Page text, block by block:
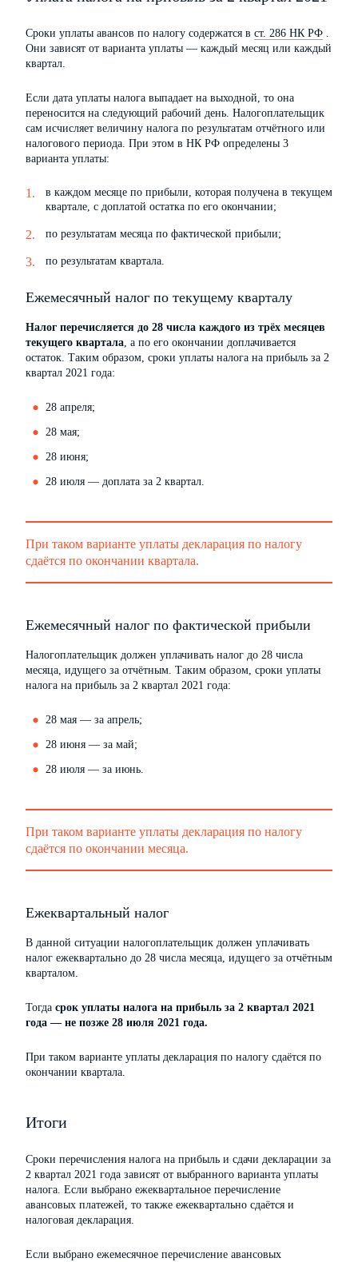
Сроки уплаты авансов по налогу содержатся в ст. 286 НК РФ .
Они зависят от варианта уплаты — каждый месяц или каждый
квартал.
Если дата уплаты налога выпадает на выходной, то она
переносится на следующий рабочий день. Налогоплательщик
сам исчисляет величину налога по результатам отчётного или
налогового периода. При этом в НК РФ определены 3
варианта уплаты:
в каждом месяце по прибыли, которая получена в текущем
квартале, с доплатой остатка по его окончании;
по результатам месяца по фактической прибыли;
по результатам квартала.
Ежемесячный налог по текущему кварталу
Налог перечисляется до 28 числа каждого из трёх месяцев
текущего квартала, а по его окончании доплачивается
остаток. Таким образом, сроки уплаты налога на прибыль за 2
квартал 2021 года:
28 апреля;
28 мая;
28 июня;
28 июля — доплата за 2 квартал.
При таком варианте уплаты декларация по налогу
сдаётся по окончании квартала.
Ежемесячный налог по фактической прибыли
Налогоплательщик должен уплачивать налог до 28 числа
месяца, идущего за отчётным. Таким образом, сроки уплаты
налога на прибыль за 2 квартал 2021 года:
28 мая — за апрель;
28 июня — за май;
28 июля — за июнь.
При таком варианте уплаты декларация по налогу
сдаётся по окончании месяца.
Ежеквартальный налог
В данной ситуации налогоплательщик должен уплачивать
налог ежеквартально до 28 числа месяца, идущего за отчётным
кварталом.
Тогда срок уплаты налога на прибыль за 2 квартал 2021
года — не позже 28 июля 2021 года.
При таком варианте уплаты декларация по налогу сдаётся по
окончании квартала.
Итоги
Сроки перечисления налога на прибыль и сдачи декларации за
2 квартал 2021 года зависят от выбранного варианта уплаты
налога. Если выбрано ежеквартальное перечисление
авансовых платежей, то также ежеквартально сдаётся и
налоговая декларация.
Если выбрано ежемесячное перечисление авансовых